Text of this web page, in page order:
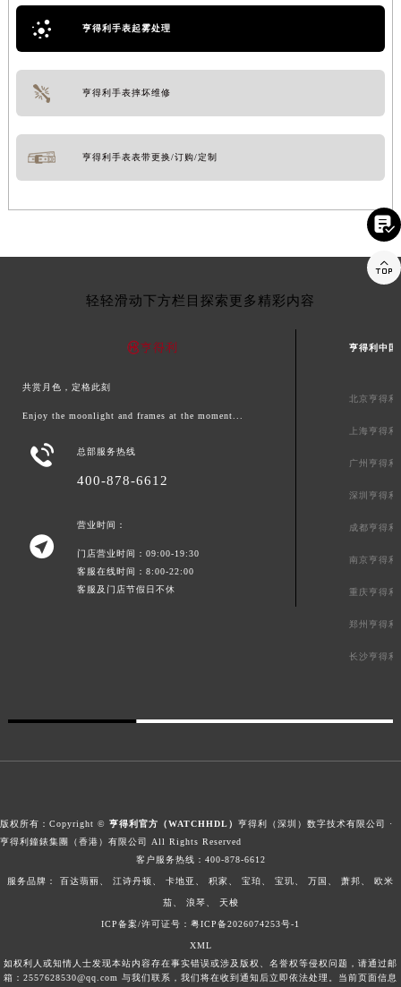
亨得利手表起雾处理
亨得利手表摔坏维修
亨得利手表表带更换/订购/定制
轻轻滑动下方栏目探索更多精彩内容
共赏月色，定格此刻
Enjoy the moonlight and frames at the moment...
 总部服务热线
400-878-6612

营业时间：
门店营业时间：09:00-19:30
客服在线时间：8:00-22:00
客服及门店节假日不休
亨得利中国
北京亨得利
上海亨得
广州亨得利
深圳亨得利
成都亨得利
南京亨得利
重庆亨得利
郑州亨得利
长沙亨得利
版权所有：Copyright © 亨得利官方（WATCHHDL） 亨得利（深圳）数字技术有限公司 ·
亨得利鐘錶集團（香港）有限公司 All Rights Reserved
客户服务热线： 400-878-6612
服务品牌： 百达翡丽、 江诗丹顿、 卡地亚、 积家、 宝珀、 宝玑、 万国、 萧邦、 欧米
茄、 浪琴、 天梭
ICP备案/许可证号：粤ICP备2026074253号-1
XML
如权利人或知情人士发现本站内容存在事实错误或涉及版权、名誉权等侵权问题，请通过邮
箱：2557628530@qq.com 与我们联系，我们将在收到通知后立即依法处理。当前页面信息

